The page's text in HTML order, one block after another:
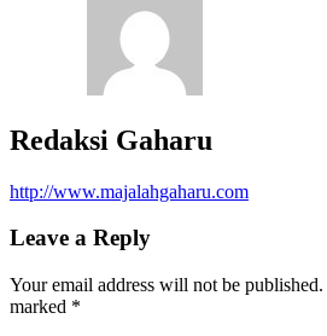
Redaksi Gaharu
http://www.majalahgaharu.com
Leave a Reply
Your email address will not be published.
marked *